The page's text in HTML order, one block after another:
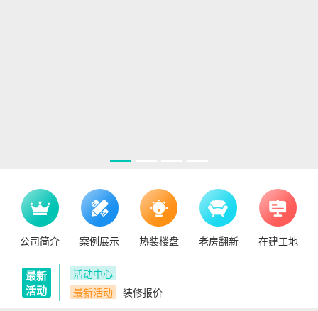
公司简介 案例展示 热装楼盘 老房翻新 在建工地
最新
活动
活动中心
最新活动
装修报价